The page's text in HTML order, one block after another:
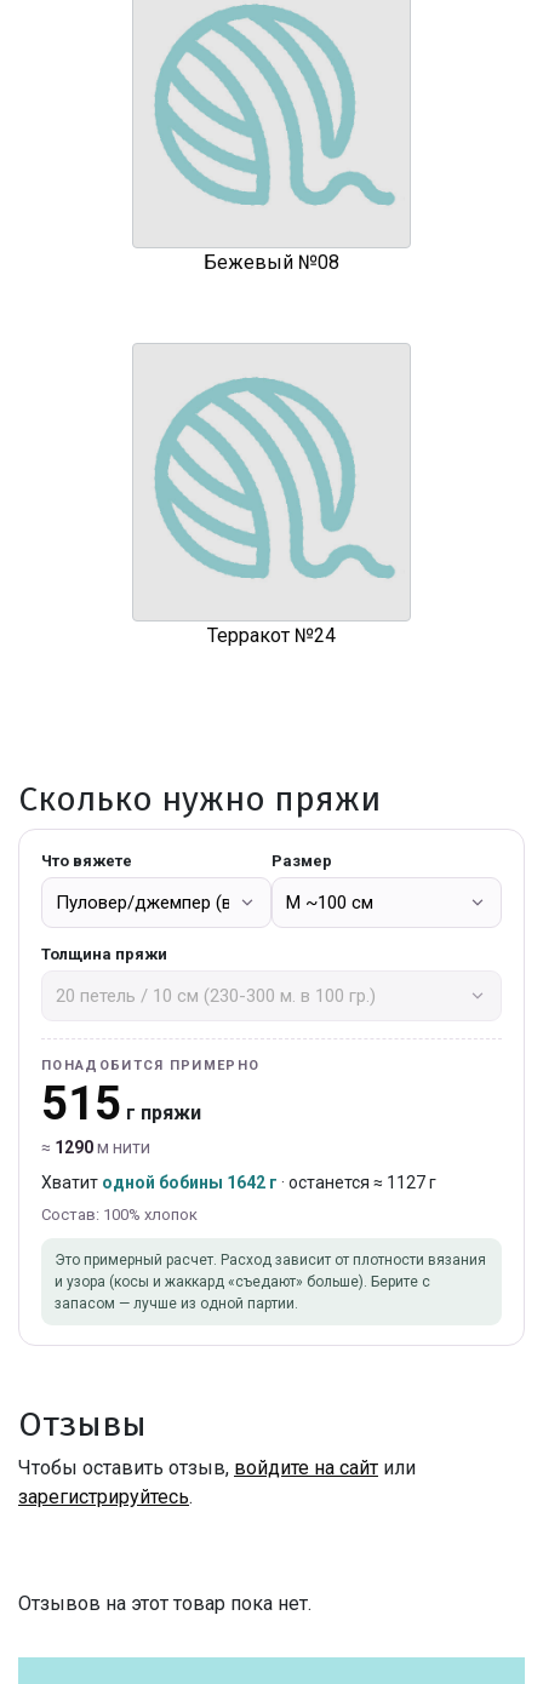
Бежевый №08
Терракот №24
Сколько нужно пряжи
Что вяжете Размер
Толщина пряжи
ПОНАДОБИТСЯ ПРИМЕРНО
515 г пряжи
≈ 1290м нити
Хватит одной бобины 1642 г · останется ≈ 1127 г
Состав: 100% хлопок
Это примерный расчет. Расход зависит от плотности вязания
и узора (косы и жаккард «съедают» больше). Берите с
запасом — лучше из одной партии.
Отзывы
Чтобы оставить отзыв, войдите на сайт или
зарегистрируйтесь.
Отзывов на этот товар пока нет.